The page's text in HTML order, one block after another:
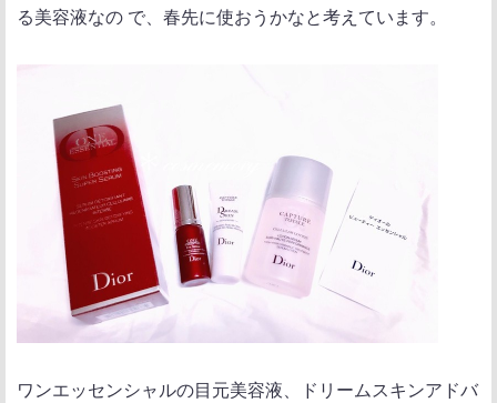
る美容液なの で、春先に使おうかなと考えています。
ワンエッセンシャルの目元美容液、ドリームスキンアドバ